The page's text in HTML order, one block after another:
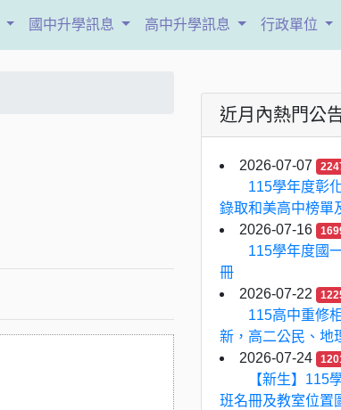
國中升學訊息 高中升學訊息 行政單位
近月內熱門公
2026-07-07
115學年度彰
錄取和美高中榜單
2026-07-16
115學年度國
冊
2026-07-22
115高中重修
新，高二公民、地
2026-07-24
【新生】115
班名冊及教室位置